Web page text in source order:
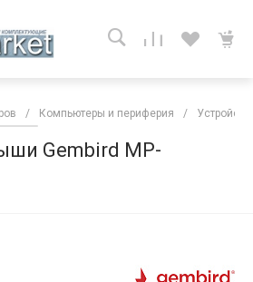
/ Компьютеры и периферия /
Gembird MP-